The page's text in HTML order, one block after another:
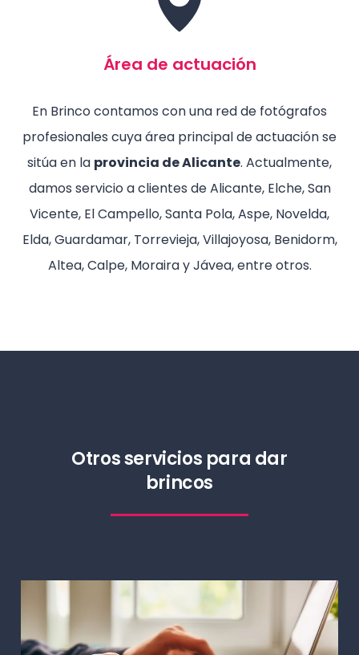
Área de actuación
En Brinco contamos con una red de fotógrafos
profesionales cuya área principal de actuación se
sitúa en la provincia de Alicante. Actualmente,
damos servicio a clientes de Alicante, Elche, San
Vicente, El Campello, Santa Pola, Aspe, Novelda,
Elda, Guardamar, Torrevieja, Villajoyosa, Benidorm,
Altea, Calpe, Moraira y Jávea, entre otros.
Otros servicios para dar
brincos